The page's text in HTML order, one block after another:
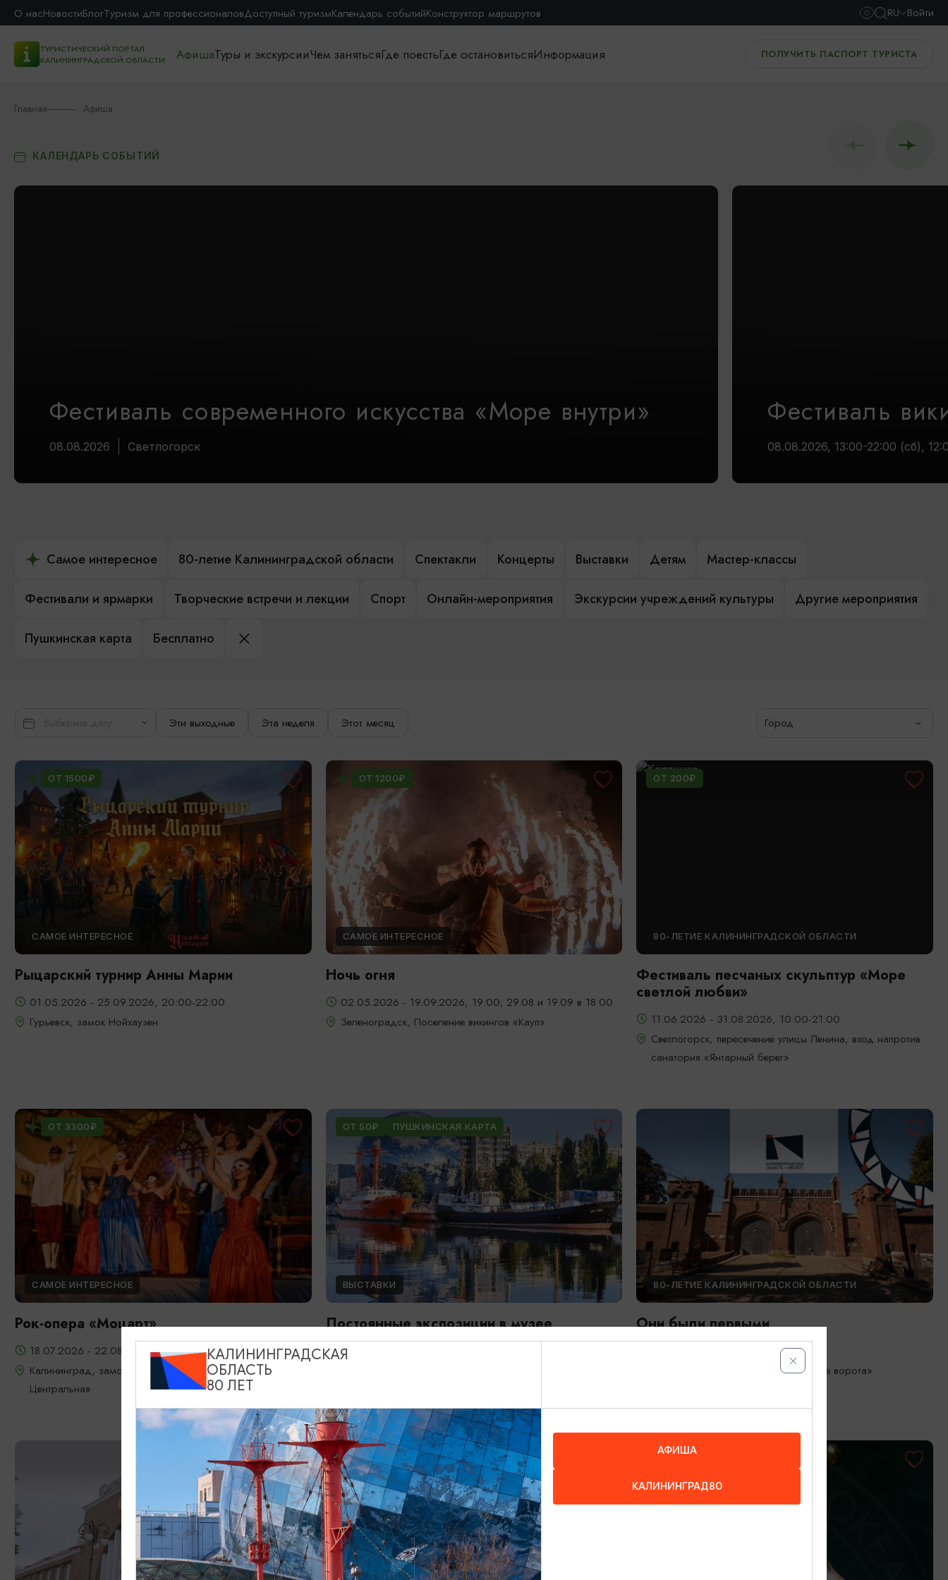
О насНовостиБлогТуризм для профессионаловДоступный туризмКалендарь событийКонструктор маршрутов RU Войти
ТУРИСТИЧЕСКИЙ ПОРТАЛ
КАЛИНИНГРАДСКОЙ ОБЛАСТИ
АфишаТуры и экскурсииЧем занятьсяГде поестьГде остановитьсяИнформация ПОЛУЧИТЬ ПАСПОРТ ТУРИСТА
Главная Афиша
КАЛЕНДАРЬ СОБЫТИЙ
Фестиваль современного искусства «Море внутри»
08.08.2026 Светлогорск
Фестиваль
08.08.2026, 13:00-22:00 (сб),
Самое интересное 80-летие Калининградской области Спектакли Концерты Выставки Детям Мастер-классы
Фестивали и ярмарки Творческие встречи и лекции Спорт Онлайн-мероприятия Экскурсии учреждений культуры Другие мероприятия
Пушкинская карта Бесплатно
Эти выходные Эта неделя Этот месяц Город
ОТ 1500₽
САМОЕ ИНТЕРЕСНОЕ
Рыцарский турнир Анны Марии
01.05.2026 - 25.09.2026, 20:00-22:00
Гурьевск, замок Нойхаузен
ОТ 1200₽
САМОЕ ИНТЕРЕСНОЕ
Ночь огня
02.05.2026 - 19.09.2026, 19:00; 29.08 и 19.09 в 18:00
Зеленоградск, Поселение викингов «Кауп»
ОТ 200₽
80-ЛЕТИЕ КАЛИНИНГРАДСКОЙ ОБЛАСТИ
Фестиваль песчаных скульптур «Море
светлой любви»
11.06.2026 - 31.08.2026, 10:00-21:00
Светлогорск, пересечение улицы Ленина, вход напротив
санатория «Янтарный берег»
ОТ 3300₽
САМОЕ ИНТЕРЕСНОЕ
Рок-опера «Моцарт»
18.07.2026 - 22.08.2026, 18:00, 7.08 и 22.08 в 17:00
Калининград, замок Шаакен, пос. Некрасово, ул.
Центральная
ОТ 50₽ ПУШКИНСКАЯ КАРТА
ВЫСТАВКИ
Постоянные экспозиции в музее
Мирового океана
80-ЛЕТИЕ КАЛИНИНГРАДСКОЙ ОБЛАСТИ
Они были первыми
Калининград, Музей «Фридландские ворота»
КАЛИНИНГРАДСКАЯ
ОБЛАСТЬ
80 ЛЕТ
АФИША
КАЛИНИНГРАД80